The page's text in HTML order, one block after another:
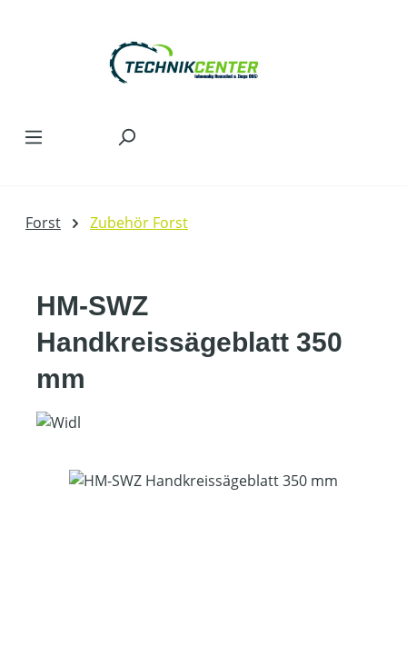
Forst Zubehör Forst
HM-SWZ
Handkreissägeblatt 350
mm
Bildergalerie überspringen